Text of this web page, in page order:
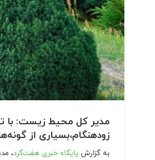
مدیر کل محیط زیست: با
زودهنگام،بسیاری از
به گزارش پایگاه خبری هفت‌گرد،